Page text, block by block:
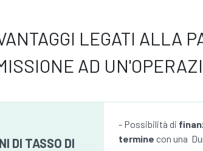
LEGATI ALLA
AD
DI TASSO DI
- Possibilità di
terminecon una